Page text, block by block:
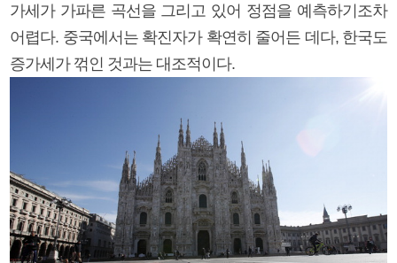
가세가 가파른 곡선을 그리고 있어 정점을 예측하기조차
어렵다. 중국에서는 확진자가 확연히 줄어든 데다, 한국도
증가세가 꺾인 것과는 대조적이다.